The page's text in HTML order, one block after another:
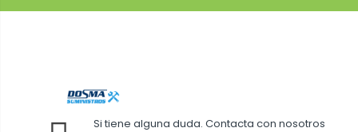
Si tiene alguna duda. Contacta con nosotros